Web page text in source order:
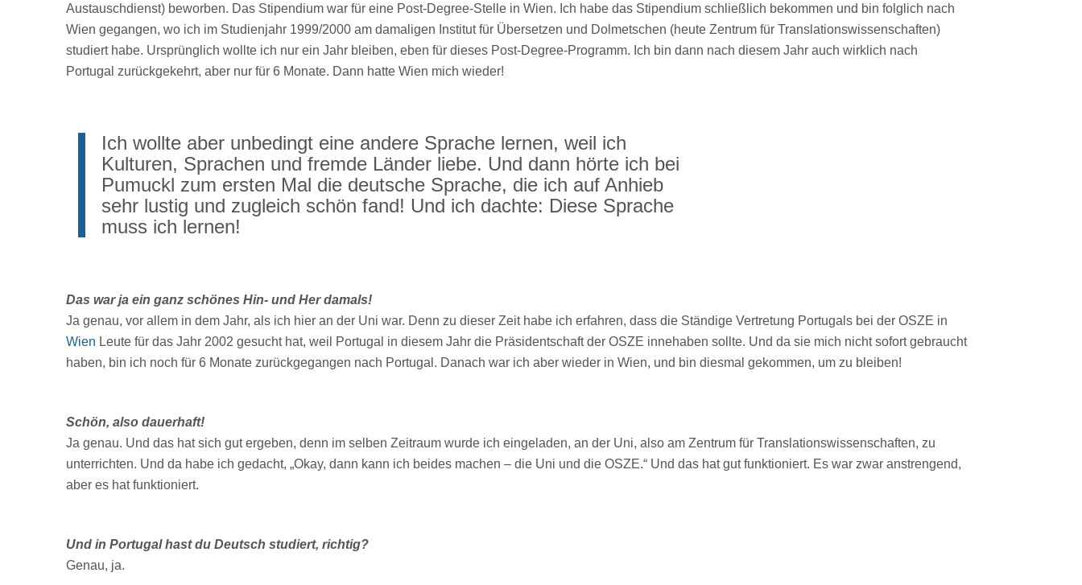
Austauschdienst) beworben. Das Stipendium war für eine Post-Degree-Stelle in Wien. Ich habe das Stipendium schließlich bekommen und bin folglich nach
Wien gegangen, wo ich im Studienjahr 1999/2000 am damaligen Institut für Übersetzen und Dolmetschen (heute Zentrum für Translationswissenschaften)
studiert habe. Ursprünglich wollte ich nur ein Jahr bleiben, eben für dieses Post-Degree-Programm. Ich bin dann nach diesem Jahr auch wirklich nach
Portugal zurückgekehrt, aber nur für 6 Monate. Dann hatte Wien mich wieder!
Ich wollte aber unbedingt eine andere Sprache lernen, weil ich
Kulturen, Sprachen und fremde Länder liebe. Und dann hörte ich bei
Pumuckl zum ersten Mal die deutsche Sprache, die ich auf Anhieb
sehr lustig und zugleich schön fand! Und ich dachte: Diese Sprache
muss ich lernen!
Das war ja ein ganz schönes Hin- und Her damals!
Ja genau, vor allem in dem Jahr, als ich hier an der Uni war. Denn zu dieser Zeit habe ich erfahren, dass die Ständige Vertretung Portugals bei der OSZE in
Wien Leute für das Jahr 2002 gesucht hat, weil Portugal in diesem Jahr die Präsidentschaft der OSZE innehaben sollte. Und da sie mich nicht sofort gebraucht
haben, bin ich noch für 6 Monate zurückgegangen nach Portugal. Danach war ich aber wieder in Wien, und bin diesmal gekommen, um zu bleiben!
Schön, also dauerhaft!
Ja genau. Und das hat sich gut ergeben, denn im selben Zeitraum wurde ich eingeladen, an der Uni, also am Zentrum für Translationswissenschaften, zu
unterrichten. Und da habe ich gedacht, „Okay, dann kann ich beides machen – die Uni und die OSZE.“ Und das hat gut funktioniert. Es war zwar anstrengend,
aber es hat funktioniert.
Und in Portugal hast du Deutsch studiert, richtig?
Genau, ja.